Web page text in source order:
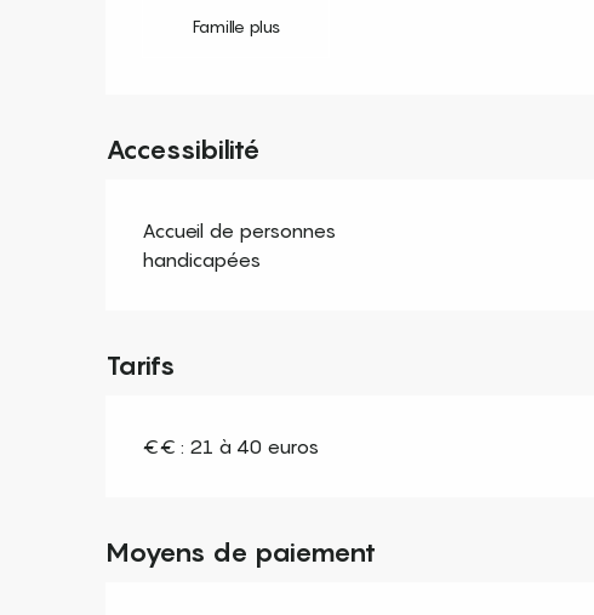
Famille plus
Accessibilité
Accueil de personnes
handicapées
Tarifs
€€ : 21 à 40 euros
Moyens de paiement